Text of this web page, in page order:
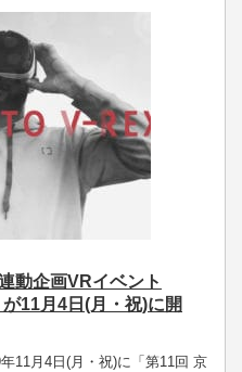
動企画VRイベント
11月4日(月・祝)に開
11月4日(月・祝)に「第11回 京